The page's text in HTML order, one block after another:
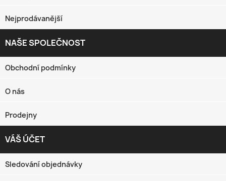
Nejprodávanější
NAŠE SPOLEČNOST
Obchodní podmínky
O nás
Prodejny
VÁŠ ÚČET
Sledování objednávky